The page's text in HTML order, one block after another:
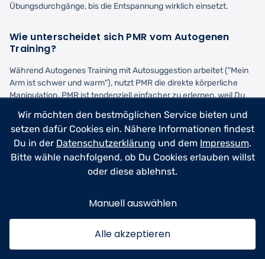
Übungsdurchgänge, bis die Entspannung wirklich einsetzt.
Wie unterscheidet sich PMR vom Autogenen
Training?
Während Autogenes Training mit Autosuggestion arbeitet ("Mein
Arm ist schwer und warm"), nutzt PMR die direkte körperliche
Manipulation. PMR ist tendenziell einfacher zu erlernen, weil Du
mentaler Ebene, während PMR besonders bei körperlichen
Verspannungen effektiv ist. Viele Menschen kombinieren beide
Methoden erfolgreich.
Wann sollte ich PMR nicht anwenden?
Bei akuten Muskelverletzungen, schwerer Osteoporose oder
frischen Operationen solltest Du PMR nur nach ärztlicher
Rücksprache praktizieren. Menschen mit psychotischen
Störungen sollten PMR nur unter therapeutischer Anleitung üben,
da die intensive Körperwahrnehmung manchmal irritierend
Wir möchten den bestmöglichen Service bieten und
setzen dafür Cookies ein. Nähere Informationen findest
Du in der Datenschutzerklärung und dem Impressum.
Bitte wähle nachfolgend, ob Du Cookies erlauben willst
oder diese ablehnst.
Manuell auswählen
Alle akzeptieren